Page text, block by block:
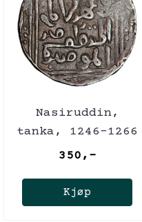
Nasiruddin,
tanka, 1246-1266
350,-
Kjøp